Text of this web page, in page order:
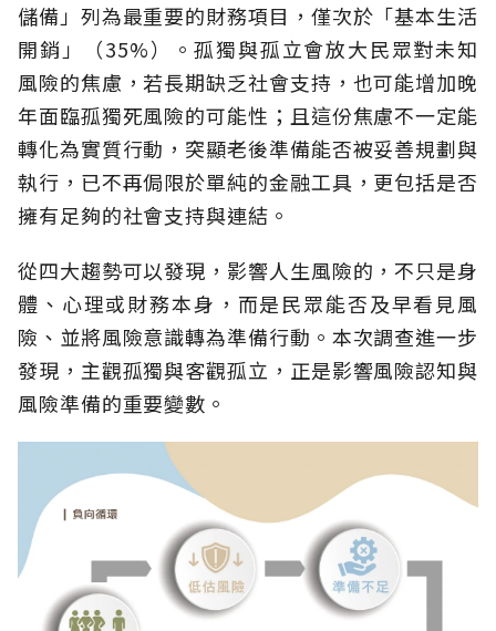
儲備」列為最重要的財務項目，僅次於「基本生活
開銷」（35%）。孤獨與孤立會放大民眾對未知
風險的焦慮，若長期缺乏社會支持，也可能增加晚
年面臨孤獨死風險的可能性；且這份焦慮不一定能
轉化為實質行動，突顯老後準備能否被妥善規劃與
執行，已不再侷限於單純的金融工具，更包括是否
擁有足夠的社會支持與連結。
從四大趨勢可以發現，影響人生風險的，不只是身
體、心理或財務本身，而是民眾能否及早看見風
險、並將風險意識轉為準備行動。本次調查進一步
發現，主觀孤獨與客觀孤立，正是影響風險認知與
風險準備的重要變數。